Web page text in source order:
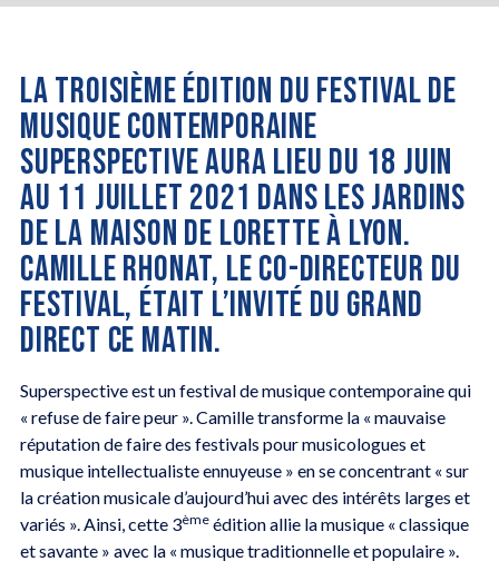
LA TROISIÈME ÉDITION DU FESTIVAL DE
MUSIQUE CONTEMPORAINE
SUPERSPECTIVE AURA LIEU DU 18 JUIN
AU 11 JUILLET 2021 DANS LES JARDINS
DE LA MAISON DE LORETTE À LYON.
CAMILLE RHONAT, LE CO-DIRECTEUR DU
FESTIVAL, ÉTAIT L’INVITÉ DU GRAND
DIRECT CE MATIN.
Superspective est un festival de musique contemporaine qui
« refuse de faire peur ». Camille transforme la « mauvaise
réputation de faire des festivals pour musicologues et
musique intellectualiste ennuyeuse » en se concentrant « sur
la création musicale d’aujourd’hui avec des intérêts larges et
variés ». Ainsi, cette 3èmeédition allie la musique « classique
et savante » avec la « musique traditionnelle et populaire ».